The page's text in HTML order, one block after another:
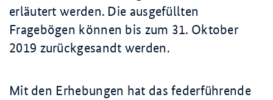
erläutert werden. Die ausgefüllten
Fragebögen können bis zum 31. Oktober
2019 zurückgesandt werden.
Mit den Erhebungen hat das federführende